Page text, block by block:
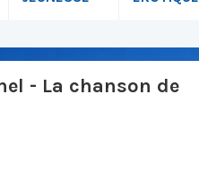
- La chanson de